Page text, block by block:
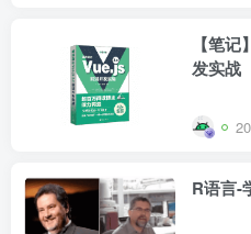
【笔
发实战
R语言-